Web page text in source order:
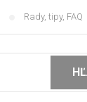
Rady, tipy, FAQ